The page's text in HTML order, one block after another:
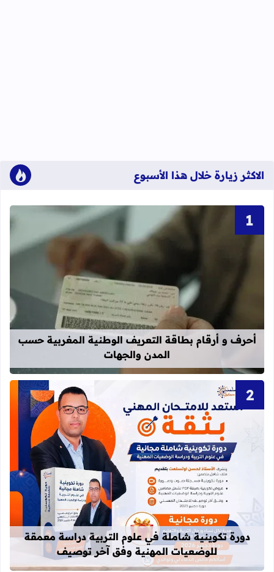
الاكثر زيارة خلال هذا الأسبوع
قراءة المزيد عن أحرف و أرقام
أحرف و أرقام بطاقة التعريف الوطنية المغربية حسب
المدن والجهات
قراءة المزيد عن دورة تكوينية
دورة تكوينية شاملة في علوم التربية دراسة معمقة
للوضعيات المهنية وفق آخر توصيف